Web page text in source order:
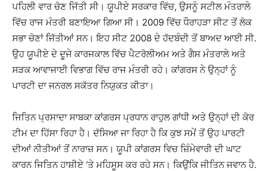
ਪਹਿਲੀ ਵਾਰ ਚੋਣ ਜਿੱਤੀ ਸੀ। ਯੂਪੀਏ ਸਰਕਾਰ ਵਿੱਚ, ਉਸਨੂੰ ਸਟੀਲ ਮੰਤਰਾਲੇ
ਵਿੱਚ ਰਾਜ ਮੰਤਰੀ ਬਣਾਇਆ ਗਿਆ ਸੀ। 2009 ਵਿੱਚ ਧੌਰਾਹੜਾ ਸੀਟ ਤੋਂ ਲੋਕ
ਸਭਾ ਚੋਣਾਂ ਜਿੱਤੀਆਂ ਸਨ। ਇਹ ਸੀਟ 2008 ਦੇ ਹੱਦਬੰਦੀ ਤੋਂ ਬਾਅਦ ਆਈ ਸੀ.
ਉਹ ਯੂਪੀਏ ਦੇ ਦੂਜੇ ਕਾਰਜਕਾਲ ਵਿੱਚ ਪੈਟਰੋਲੀਅਮ ਅਤੇ ਗੈਸ ਮੰਤਰਾਲੇ ਅਤੇ
ਸੜਕ ਆਵਾਜਾਈ ਵਿਭਾਗ ਵਿੱਚ ਰਾਜ ਮੰਤਰੀ ਰਹੇ। ਕਾਂਗਰਸ ਨੇ ਉਨ੍ਹਾਂ ਨੂੰ
ਪਾਰਟੀ ਦਾ ਜਨਰਲ ਸਕੱਤਰ ਨਿਯੁਕਤ ਕੀਤਾ।
ਜਿਤਿਨ ਪ੍ਰਸਾਦਾ ਸਾਬਕਾ ਕਾਂਗਰਸ ਪ੍ਰਧਾਨ ਰਾਹੁਲ ਗਾਂਧੀ ਅਤੇ ਉਨ੍ਹਾਂ ਦੀ ਕੋਰ
ਟੀਮ ਦਾ ਹਿੱਸਾ ਰਿਹਾ ਹੈ। ਦੱਸਿਆ ਜਾ ਰਿਹਾ ਹੈ ਕਿ ਕੁਝ ਸਮੇਂ ਤੋਂ ਉਹ ਪਾਰਟੀ
ਦੀਆਂ ਨੀਤੀਆਂ ਤੋਂ ਨਾਰਾਜ਼ ਸਨ। ਯੂਪੀ ਕਾਂਗਰਸ ਵਿਚ ਜ਼ਿੰਮੇਵਾਰੀ ਦੀ ਘਾਟ
ਕਾਰਨ ਜਿਤਿਨ ਹਾਸ਼ੀਏ ‘ਤੇ ਮਹਿਸੂਸ ਕਰ ਰਹੇ ਸਨ। ਕਿਉਂਕਿ ਜੀਤਿਨ ਜਵਾਨ ਹੈ.